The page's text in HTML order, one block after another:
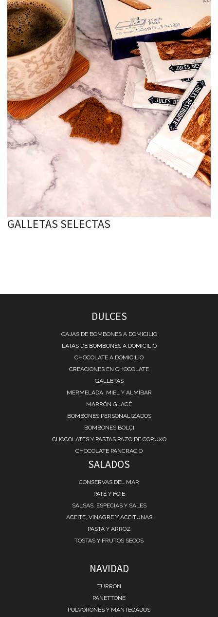
GALLETAS SELECTAS
DULCES
CAJAS DE BOMBONES A DOMICILIO
LATAS DE BOMBONES A DOMICILIO
CHOCOLATE A DOMICILIO
CREACIONES EN CHOCOLATE
GALLETAS
MERMELADA, MIEL Y ALMÍBAR
MARRÓN GLACÉ
BOMBONES PERSONALIZADOS
BOMBONES BOLÇI
CHOCOLATES Y PASTAS PAZO DE CORUXO
CHOCOLATE PANCRACIO
SALADOS
CONSERVAS DEL MAR
PATÉ Y FOIE
SALSAS, ESPECIAS Y SALES
ACEITE, VINAGRE Y ACEITUNAS
PASTA Y ARROZ
TOSTAS Y FRUTOS SECOS
NAVIDAD
TURRÓN
PANETTONE
POLVORONES Y MANTECADOS